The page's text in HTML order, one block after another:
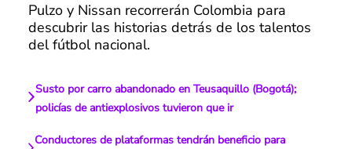
Pulzo y Nissan recorrerán Colombia para
descubrir las historias detrás de los talentos
del fútbol nacional.
Susto por carro abandonado en Teusaquillo (Bogotá);
policías de antiexplosivos tuvieron que ir
Conductores de plataformas tendrán beneficio para